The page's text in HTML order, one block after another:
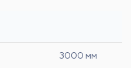
3000 мм